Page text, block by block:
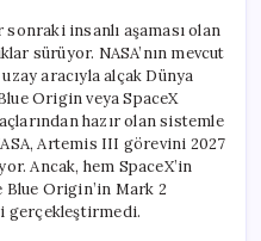
insanlı aşaması olan
sürüyor. NASA’nın mevcut
aracıyla alçak Dünya
Origin veya SpaceX
hazır olan sistemle
Artemis III görevini 2027
Ancak, hem SpaceX’in
Blue Origin’in Mark 2
gerçekleştirmedi.